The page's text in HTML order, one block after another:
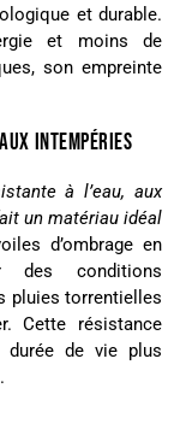
et durable.
et moins de
son empreinte
INTEMPÉRIES
à l’eau, aux
un matériau idéal
d’ombrage en
des conditions
pluies torrentielles
Cette résistance
durée de vie plus